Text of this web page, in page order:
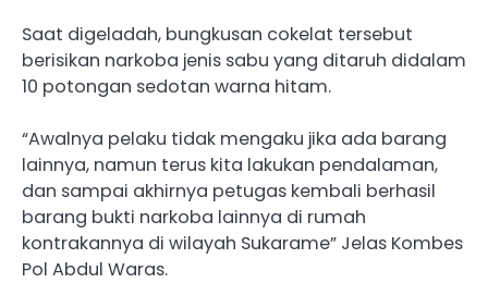
Saat digeladah, bungkusan cokelat tersebut
berisikan narkoba jenis sabu yang ditaruh didalam
10 potongan sedotan warna hitam.
“Awalnya pelaku tidak mengaku jika ada barang
lainnya, namun terus kita lakukan pendalaman,
dan sampai akhirnya petugas kembali berhasil
barang bukti narkoba lainnya di rumah
kontrakannya di wilayah Sukarame” Jelas Kombes
Pol Abdul Waras.